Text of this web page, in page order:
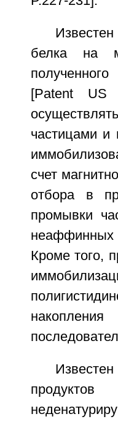
белка на
[Patent US
частицами и
счет
отбора в
промывки
неаффинных
Кроме того,